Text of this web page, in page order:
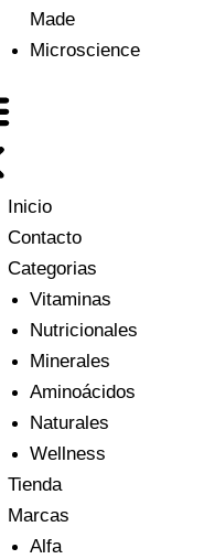
Made
Microscience
Inicio
Contacto
Categorias
Vitaminas
Nutricionales
Minerales
Aminoácidos
Naturales
Wellness
Tienda
Marcas
Alfa